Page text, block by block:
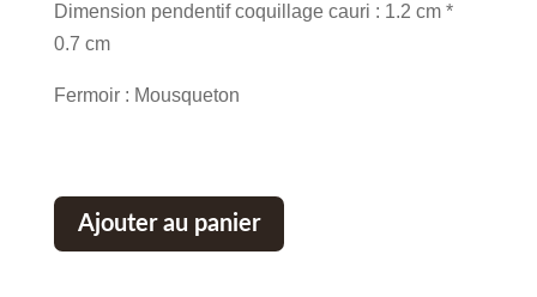
Dimension pendentif coquillage cauri : 1.2 cm *
0.7 cm
Fermoir : Mousqueton
Ajouter au panier